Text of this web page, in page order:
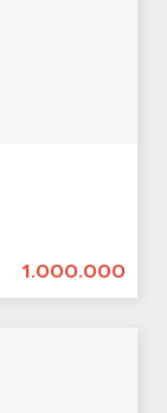
1.000.000